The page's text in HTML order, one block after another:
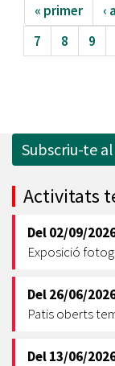
« primer ‹
7
8 9
Subscriu-te
Activitats
Del02/09/
Exposició
Del26/06/
Patis oberts
Del13/06/